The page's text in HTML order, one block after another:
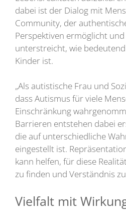
dabei ist der Dialog mit
Community, der
Perspektiven ermöglicht
unterstreicht, wie
Kinder ist.
„Als autistische Frau und
dass Autismus für viele
Einschränkung
Barrieren entstehen dabei
die auf unterschiedliche
eingestellt ist.
kann helfen, für diese
zu finden und Verständnis
Vielfalt mit